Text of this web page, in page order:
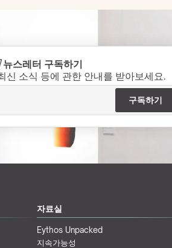
뉴스레터 구독하기
신 소식 등에 관한 안내를 받아보세요.
자료실
Eythos Unpacked
지속가능성